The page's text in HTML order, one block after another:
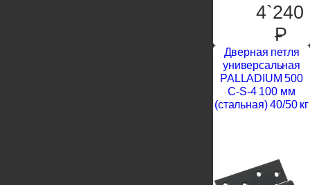
4`240
P
Дверная петля
универсальная
PALLADIUM 500
C-S-4 100 мм
(стальная) 40/50 кг